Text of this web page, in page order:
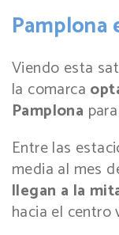
Viendo esta
la comarca
Pamplona
Entre las
media al mes
llegan a la
hacia el centro